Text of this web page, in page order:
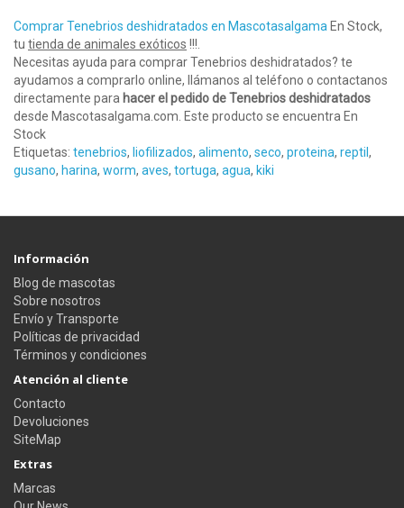
Comprar Tenebrios deshidratados en Mascotasalgama En Stock,
tu tienda de animales exóticos !!!.
Necesitas ayuda para comprar Tenebrios deshidratados? te
ayudamos a comprarlo online, llámanos al teléfono o contactanos
directamente para hacer el pedido de Tenebrios deshidratados
desde Mascotasalgama.com. Este producto se encuentra En
Stock
Etiquetas: tenebrios, liofilizados, alimento, seco, proteina, reptil ,
gusano, harina, worm, aves, tortuga, agua, kiki
Información
Blog de mascotas
Sobre nosotros
Envío y Transporte
Políticas de privacidad
Términos y condiciones
Atención al cliente
Contacto
Devoluciones
SiteMap
Extras
Marcas